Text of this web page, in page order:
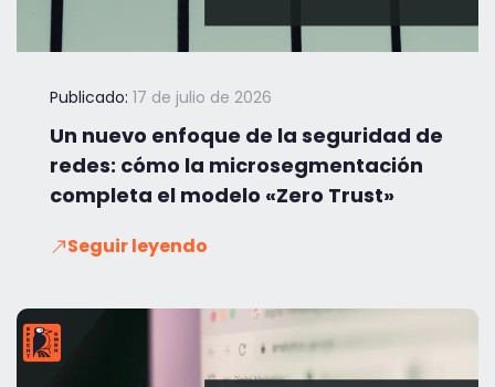
Publicado: 17 de julio de 2026
Un nuevo enfoque de la seguridad de
redes: cómo la microsegmentación
completa el modelo «Zero Trust»
Seguir leyendo